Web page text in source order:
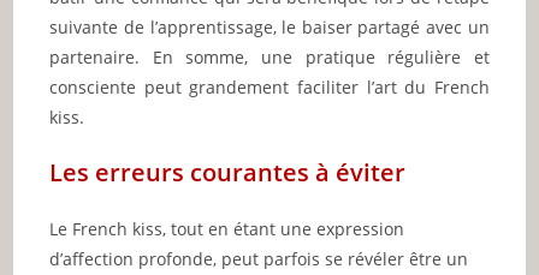
suivante de l’apprentissage, le baiser partagé avec un
partenaire. En somme, une pratique régulière et
consciente peut grandement faciliter l’art du French
kiss.
Les erreurs courantes à éviter
Le French kiss, tout en étant une expression
d’affection profonde, peut parfois se révéler être un